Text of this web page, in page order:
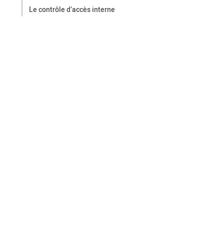
Le contrôle d’accès interne